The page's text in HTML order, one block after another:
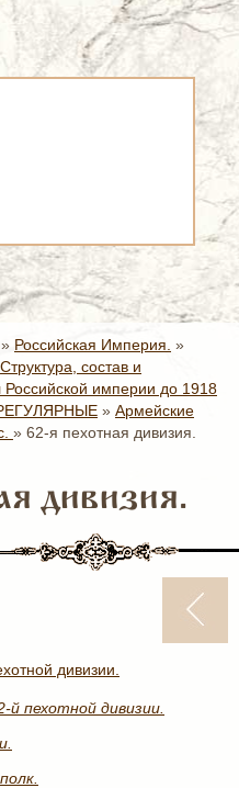
» Российская Империя. »
Структура, состав и
империи до 1918
» Армейские
» 62-я пехотная дивизия.
дивизия.
дивизии.
пехотной дивизии.